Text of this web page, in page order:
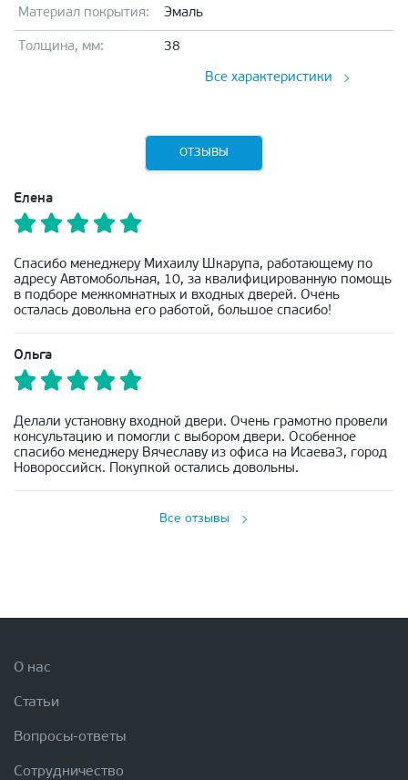
Материал покрытия: Эмаль
Толщина, мм: 38
Все характеристики
ОТЗЫВЫ
Елена
Спасибо менеджеру Михаилу Шкарупа, работающему по
адресу Автомобольная, 10, за квалифицированную помощь
в подборе межкомнатных и входных дверей. Очень
осталась довольна его работой, большое спасибо!
Ольга
Делали установку входной двери. Очень грамотно провели
консультацию и помогли с выбором двери. Особенное
спасибо менеджеру Вячеславу из офиса на Исаева3, город
Новороссийск. Покупкой остались довольны.
Все отзывы
О нас
Статьи
Вопросы-ответы
Сотрудничество